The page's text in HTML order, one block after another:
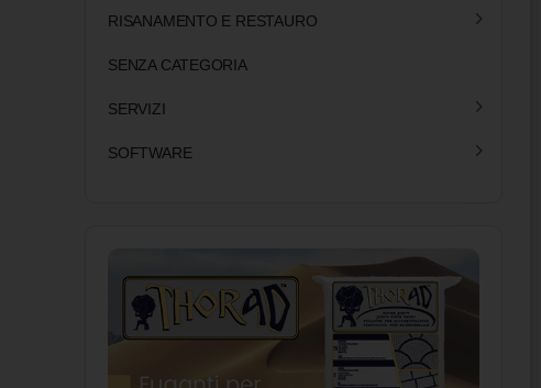
RISANAMENTO E RESTAURO
SENZA CATEGORIA
SERVIZI
SOFTWARE